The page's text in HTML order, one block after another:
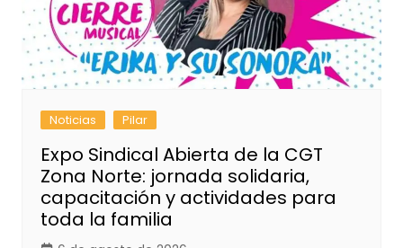
Noticias Pilar
Expo Sindical Abierta de la CGT
Zona Norte: jornada solidaria,
capacitación y actividades para
toda la familia